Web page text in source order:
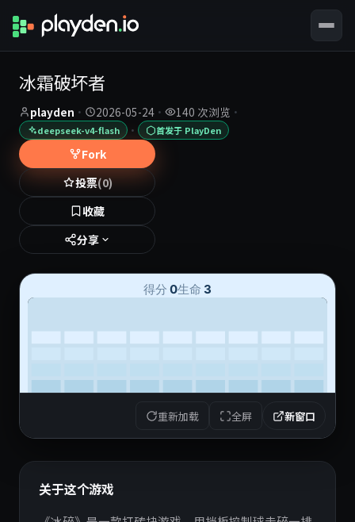
冰霜破坏者
playden · 2026-05-24 · 140 次浏览 ·
deepseek-v4-flash · 首发于 PlayDen
Fork
投票(0)
收藏
分享
重新加载 全屏 新窗口
关于这个游戏